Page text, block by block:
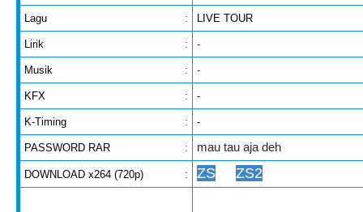
Lagu : LIVE TOUR
Lirik : -
Musik : -
KFX : -
K-Timing : -
PASSWORD RAR : mau tau aja deh
DOWNLOAD x264 (720p) : ZS ZS2